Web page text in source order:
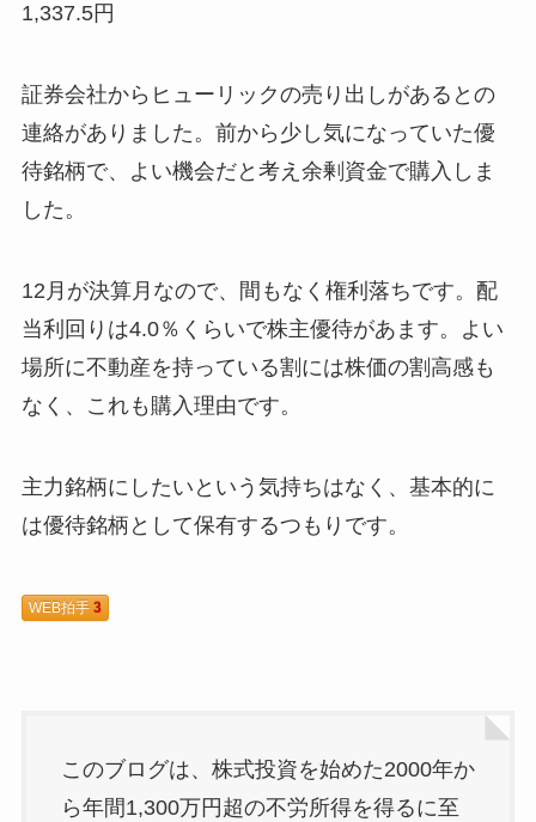
1,337.5円
証券会社からヒューリックの売り出しがあるとの
連絡がありました。前から少し気になっていた優
待銘柄で、よい機会だと考え余剰資金で購入しま
した。
12月が決算月なので、間もなく権利落ちです。配
当利回りは4.0％くらいで株主優待があます。よい
場所に不動産を持っている割には株価の割高感も
なく、これも購入理由です。
主力銘柄にしたいという気持ちはなく、基本的に
は優待銘柄として保有するつもりです。
WEB拍手 3
このブログは、株式投資を始めた2000年か
ら年間1,300万円超の不労所得を得るに至